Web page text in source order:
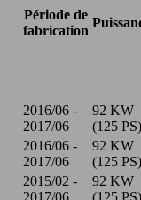
Période de
fabrication
2016/06 -
2017/06
92 KW
(125 PS)
2016/06 -
2017/06
92 KW
(125 PS)
2015/02 -
2017/06
92 KW
(125 PS)